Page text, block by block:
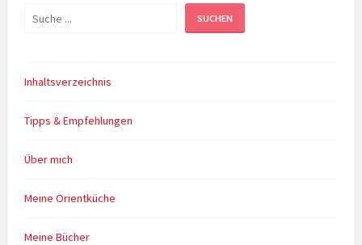
Suchen SUCHEN
Inhaltsverzeichnis
Tipps & Empfehlungen
Über mich
Meine Orientküche
Meine Bücher